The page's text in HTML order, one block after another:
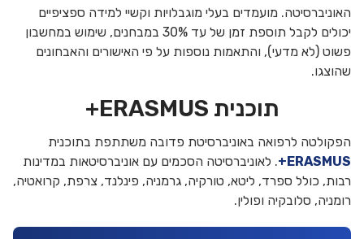
האוניברסיטה. מועמדים בעלי מוגבלויות וקשיי למידה ספציפיים
יכולים לקבל תוספת זמן של עד 30% במבחנים, שימוש במחשבון
פשוט (לא מדעי), והתאמות נוספות על פי האישורים והאבחונים
שהוצגו.
תוכנית ERASMUS+
הפקולטה לרפואה באוניברסיטת פדובה משתתפת בתוכנית
ERASMUS+
. לאוניברסיטה הסכמים עם אוניברסיטאות במדינות
רבות, כולל ספרד, ליטא, טורקיה, גרמניה, פינלנד, צרפת, קרואטיה,
רומניה, סלובקיה ופולין.